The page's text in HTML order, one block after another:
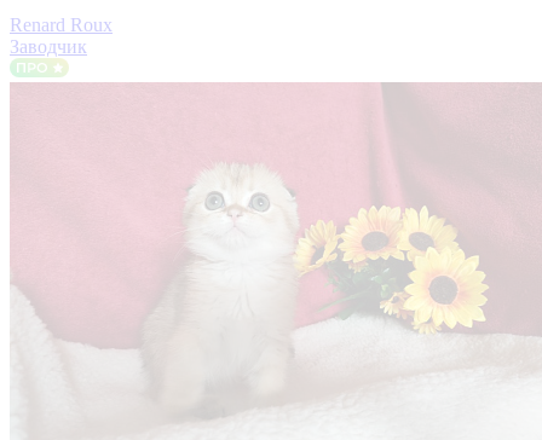
Renard Roux
Заводчик